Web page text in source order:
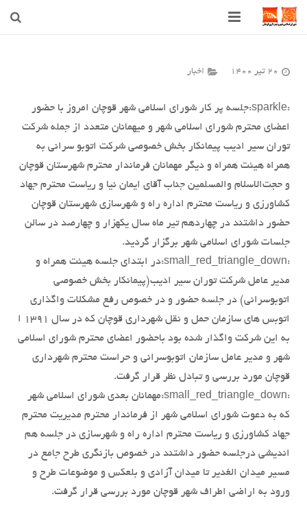
شورای اسلامی شهر قوچان
اخبار روز
ارتباط با ما
20 تیر 1400 اخبار
:sparkle:⁩جلسه پر کار شورای اسلامی شهر قوچان امروز با حضور
اعضای محترم شورای اسلامی شهر و میهمانان متعدد از جمله شرکت
توران سیر ادیب پیمانکار بخش خصوصی شرکت اتوبو سرانی به
همراه هیئت همراه و دیگر مهمانان فرماندار محترم شهرستان قوچان
و حجت‌الاسلام والمسلمین جناب آقای ایمان نیا و ریاست محترم جهاد
کشاورزی و ریاست محترم اداره راه و شهرسازی شهرستان قوچان
حضور داشتند در چهاردهم تیر ماه سال یکهزار و چهارصد در سالن
جلسات شورای اسلامی شهر برگزار گردید.
:small_red_triangle_down:
در ابتدای جلسه هیئت همراه و
مدیر عامل شرکت توران سیر ادیب(پیمانکار بخش خصوصی
اتوبوسرانی) در جلسه حضور و در خصوص رفع مشکلات واگذاری
اتوبس های سازمان حمل و نقل شهرداری قوچان که در سال ۱۳۹۱ ا
به این شرکت واگذار شده بود باحضور اعضای محترم شورای اسلامی
شهر و مدیر عامل سازمان اتوبوسرانی و حراست محترم شهرداری
قوچان مورد بررسی و تبادل نظر قرار گرفت.
:small_red_triangle_down:
مهمانان بعدی شورای اسلامی شهر
که به دعوت شورای اسلامی شهر از فرماندار محترم مدیریت محترم
جهاد کشاورزی و ریاست محترم اداره راه و شهرسازی در جلسه هم
اندیشی درجلسه حضور داشتند در خصوص بازنگری طرح جامع در
مسیر میدان الغدیر تا میدان آزادی و بلعکس و موضوعات طرح و
ورود به اراضی اطراف شهر قوچان مورد بررسی قرار گرفت.